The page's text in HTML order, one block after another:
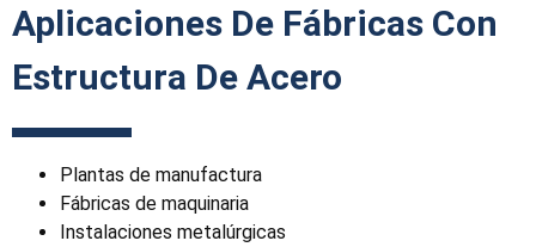
Aplicaciones De Fábricas Con
Estructura De Acero
Plantas de manufactura
Fábricas de maquinaria
Instalaciones metalúrgicas